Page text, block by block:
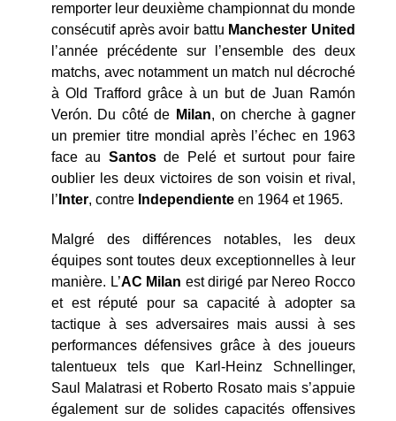
remporter leur deuxième championnat du monde
consécutif après avoir battu Manchester United
l’année précédente sur l’ensemble des deux
matchs, avec notamment un match nul décroché
à Old Trafford grâce à un but de Juan Ramón
Verón. Du côté de Milan, on cherche à gagner
un premier titre mondial après l’échec en 1963
face au Santosde Pelé et surtout pour faire
oublier les deux victoires de son voisin et rival,
l’ Inter, contre Independiente en 1964 et 1965.
Malgré des différences notables, les deux
équipes sont toutes deux exceptionnelles à leur
manière. L’AC Milan est dirigé par Nereo Rocco
et est réputé pour sa capacité à adopter sa
tactique à ses adversaires mais aussi à ses
performances défensives grâce à des joueurs
talentueux tels que Karl-Heinz Schnellinger,
Saul Malatrasi et Roberto Rosato mais s’appuie
également sur de solides capacités offensives